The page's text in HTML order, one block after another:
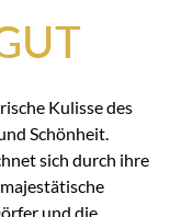
Kulisse des
Schönheit.
sich durch ihre
und die